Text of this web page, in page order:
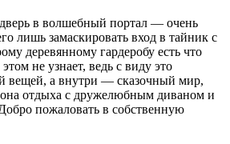
в волшебный портал — очень
лишь замаскировать вход в тайник с
деревянному гардеробу есть что
не узнает, ведь с виду это
вещей, а внутри — сказочный мир,
отдыха с дружелюбным диваном и
пожаловать в собственную